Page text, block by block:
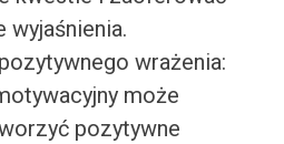
wyjaśnienia.
wrażenia:
może
pozytywne